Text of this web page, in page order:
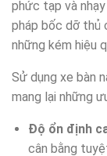
phức tạp và
pháp bốc dỡ thủ
những kém hiệu
Sử dụng xe bàn
mang lại những
Độ ổn định
cân bằng